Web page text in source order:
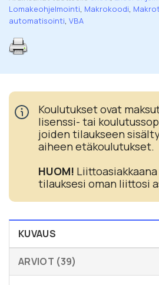
Lomakeohjelmointi, Makrokoodi, Makrot
automatisointi, VBA
Koulutukset ovat
lisenssi- tai
joiden tilaukseen
aiheen etäkoulutukset.
HUOM!
tilauksesi oman liittosi
KUVAUS
ARVIOT (39)